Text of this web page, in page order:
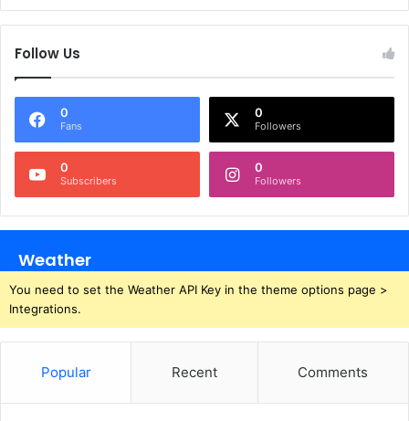
Follow Us
0
Fans
0
Followers
0
Subscribers
0
Followers
Weather
You need to set the Weather API Key in the theme options page >
Integrations.
Popular Recent Comments